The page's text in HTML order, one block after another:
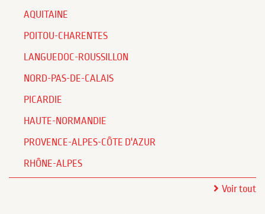
AQUITAINE
POITOU-CHARENTES
LANGUEDOC-ROUSSILLON
NORD-PAS-DE-CALAIS
PICARDIE
HAUTE-NORMANDIE
PROVENCE-ALPES-CÔTE D'AZUR
RHÔNE-ALPES
Voir tout